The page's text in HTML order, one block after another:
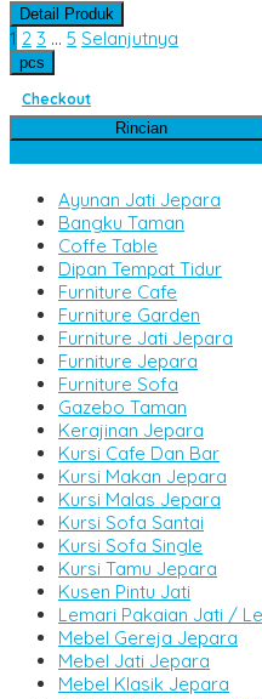
Detail Produk
1 2 3 … 5 Selanjutnya
pcs
Checkout
Rincian
Ayunan Jati Jepara
Bangku Taman
Coffe Table
Dipan Tempat Tidur
Furniture Cafe
Furniture Garden
Furniture Jati Jepara
Furniture Jepara
Furniture Sofa
Gazebo Taman
Kerajinan Jepara
Kursi Cafe Dan Bar
Kursi Makan Jepara
Kursi Malas Jepara
Kursi Sofa Santai
Kursi Sofa Single
Kursi Tamu Jepara
Kusen Pintu Jati
Lemari Pakaian Jati /
Mebel Gereja Jepara
Mebel Jati Jepara
Mebel Klasik Jepara